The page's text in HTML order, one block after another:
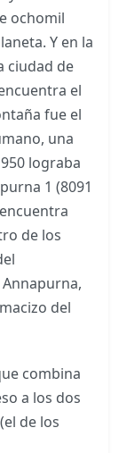
ochomil
Y en la
ciudad de
el
fue el
una
lograba
1 (8091
de los
del
combina
a los dos
de los